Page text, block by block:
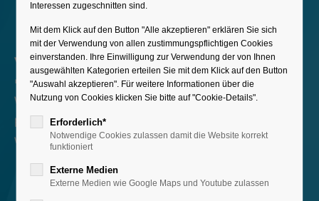
Sorry, item "offcanvas-col3" does not exist.
Sorry, item "offcanvas-col4" does not exist.
Let's talk about
your project
Whether it's just an initial idea or a concrete project,
please briefly describe your request to us. Our team
will contact you personally within one business day.
Interessen zugeschnitten sind.
Mit dem Klick auf den Button "Alle akzeptieren" erklären Sie sich
mit der Verwendung von allen zustimmungspflichtigen Cookies
einverstanden. Ihre Einwilligung zur Verwendung der von Ihnen
ausgewählten Kategorien erteilen Sie mit dem Klick auf den Button
"Auswahl akzeptieren". Für weitere Informationen über die
Nutzung von Cookies klicken Sie bitte auf "Cookie-Details".
Erforderlich*
Notwendige Cookies zulassen damit die Website korrekt
funktioniert
Externe Medien
Externe Medien wie Google Maps und Youtube zulassen